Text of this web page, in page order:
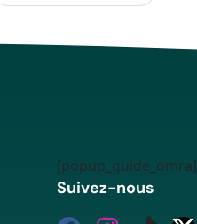
[popup_guide_omra]
Suivez-nous